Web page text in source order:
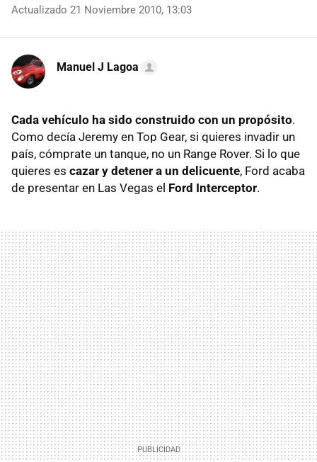
Actualizado 21 Noviembre 2010, 13:03
Manuel J Lagoa
Cada vehículo ha sido construido con un propósito.
Como decía Jeremy en Top Gear, si quieres invadir un
país, cómprate un tanque, no un Range Rover. Si lo que
quieres es cazar y detener a un delicuente, Ford acaba
de presentar en Las Vegas el Ford Interceptor.